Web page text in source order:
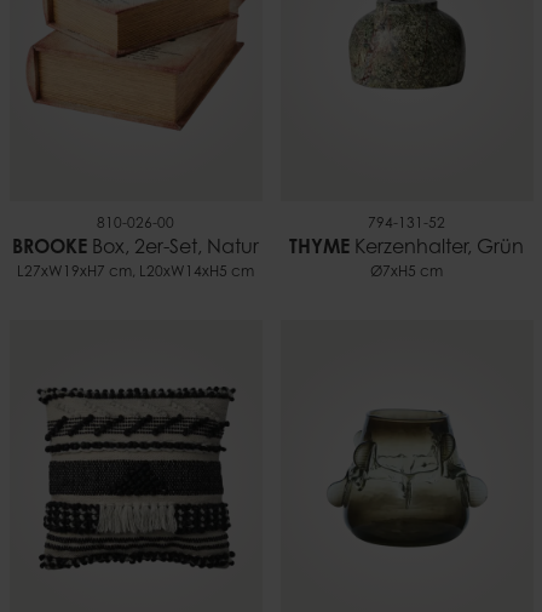
1,55 kg
810-026-00
BROOKE Box, 2er-Set, Natur
L27xW19xH7 cm, L20xW14xH5 cm
794-131-52
THYME Kerzenhalter, Grün
Ø7xH5 cm